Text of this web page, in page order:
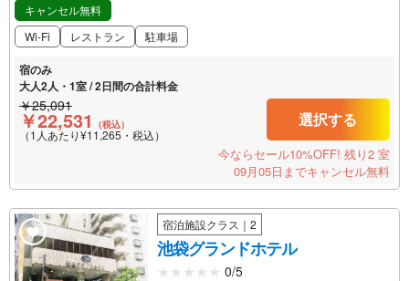
キャンセル無料
Wi-Fi
レストラン 駐車場
宿のみ
大人2人・1室 / 2日間の合計料金
￥25,091
￥22,531 （税込）
（1人あたり¥11,265・税込）
選択する
今ならセール10%OFF! 残り2 室
09月05日までキャンセル無料
宿泊施設クラス｜2
池袋グランドホテル
0/5